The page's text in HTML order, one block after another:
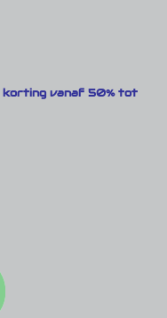
korting vanaf 50% tot